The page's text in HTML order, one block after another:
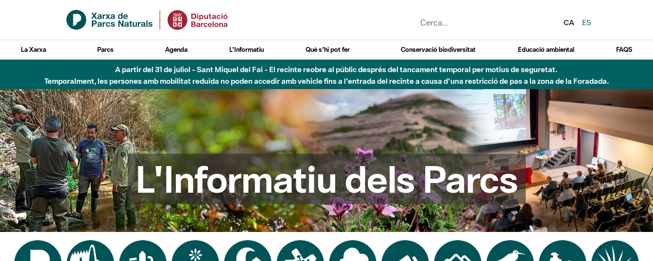
Salta al contingut principal
CA
ES
La Xarxa Parcs Agenda L'Informatiu Què s'hi pot fer Conservació biodiversitat Educació ambiental FAQS
6 d'agost - Parc Fluvial Besòs - Activació de la Fase d'Alerta del Parc Fluvial del Besòs per pluges intenses.
Tancats els accessos al Parc.
L'Informatiu dels Parcs